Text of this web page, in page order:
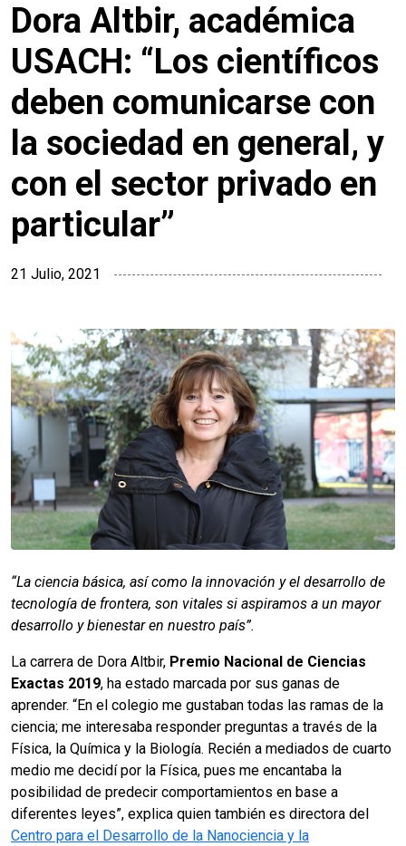
Dora Altbir, académica
USACH: “Los científicos
deben comunicarse con
la sociedad en general, y
con el sector privado en
particular”
21 Julio, 2021
“La ciencia básica, así como la innovación y el desarrollo de
tecnología de frontera, son vitales si aspiramos a un mayor
desarrollo y bienestar en nuestro país”.
La carrera de Dora Altbir, Premio Nacional de Ciencias
Exactas 2019, ha estado marcada por sus ganas de
aprender. “En el colegio me gustaban todas las ramas de la
ciencia; me interesaba responder preguntas a través de la
Física, la Química y la Biología. Recién a mediados de cuarto
medio me decidí por la Física, pues me encantaba la
posibilidad de predecir comportamientos en base a
diferentes leyes”, explica quien también es directora del
Centro para el Desarrollo de la Nanociencia y la